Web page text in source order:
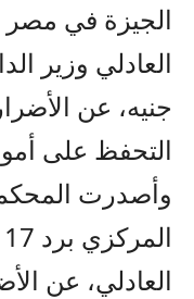
الجيزة في مصر
جنيه، عن
التحفظ على
وأصدرت
العادلي، عن